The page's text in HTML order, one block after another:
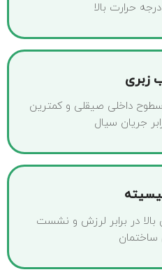
حرارت بالا
زبری
داخلی صیقلی و کمترین
جریان سیال
بالا در برابر لرزش و نشست
ساختمان